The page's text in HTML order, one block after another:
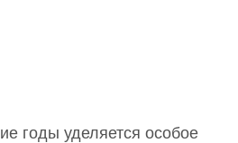
годы уделяется особое